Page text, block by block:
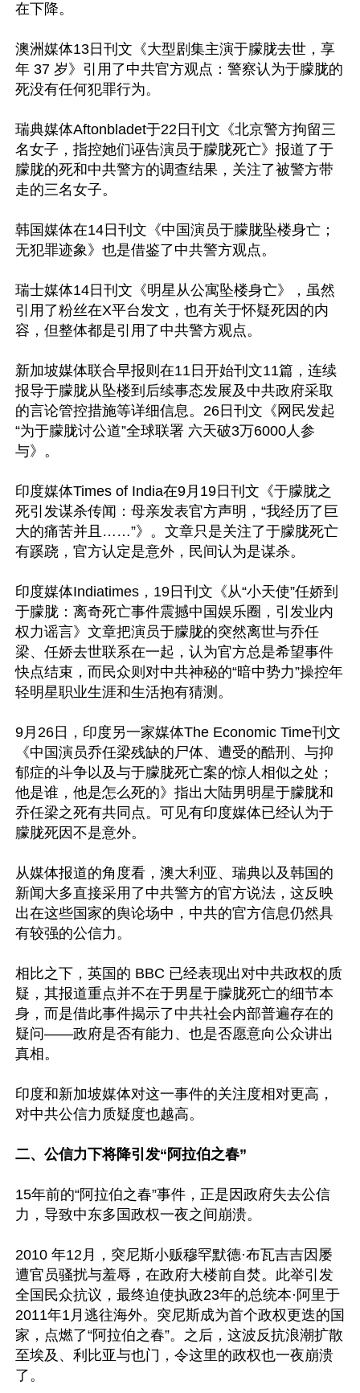
在下降。
澳洲媒体13日刊文《大型剧集主演于朦胧去世，享
年 37 岁》引用了中共官方观点：警察认为于朦胧的
死没有任何犯罪行为。
瑞典媒体Aftonbladet于22日刊文《北京警方拘留三
名女子，指控她们诬告演员于朦胧死亡》报道了于
朦胧的死和中共警方的调查结果，关注了被警方带
走的三名女子。
韩国媒体在14日刊文《中国演员于朦胧坠楼身亡；
无犯罪迹象》也是借鉴了中共警方观点。
瑞士媒体14日刊文《明星从公寓坠楼身亡》，虽然
引用了粉丝在X平台发文，也有关于怀疑死因的内
容，但整体都是引用了中共警方观点。
新加坡媒体联合早报则在11日开始刊文11篇，连续
报导于朦胧从坠楼到后续事态发展及中共政府采取
的言论管控措施等详细信息。26日刊文《网民发起
“为于朦胧讨公道”全球联署 六天破3万6000人参
与》。
印度媒体Times of India在9月19日刊文《于朦胧之
死引发谋杀传闻：母亲发表官方声明，“我经历了巨
大的痛苦并且……”》。文章只是关注了于朦胧死亡
有蹊跷，官方认定是意外，民间认为是谋杀。
印度媒体Indiatimes，19日刊文《从“小天使”任娇到
于朦胧：离奇死亡事件震撼中国娱乐圈，引发业内
权力谣言》文章把演员于朦胧的突然离世与乔任
梁、任娇去世联系在一起，认为官方总是希望事件
快点结束，而民众则对中共神秘的“暗中势力”操控年
轻明星职业生涯和生活抱有猜测。
9月26日，印度另一家媒体The Economic Time刊文
《中国演员乔任梁残缺的尸体、遭受的酷刑、与抑
郁症的斗争以及与于朦胧死亡案的惊人相似之处；
他是谁，他是怎么死的》指出大陆男明星于朦胧和
乔任梁之死有共同点。可见有印度媒体已经认为于
朦胧死因不是意外。
从媒体报道的角度看，澳大利亚、瑞典以及韩国的
新闻大多直接采用了中共警方的官方说法，这反映
出在这些国家的舆论场中，中共的官方信息仍然具
有较强的公信力。
相比之下，英国的 BBC 已经表现出对中共政权的质
疑，其报道重点并不在于男星于朦胧死亡的细节本
身，而是借此事件揭示了中共社会内部普遍存在的
疑问——政府是否有能力、也是否愿意向公众讲出
真相。
印度和新加坡媒体对这一事件的关注度相对更高，
对中共公信力质疑度也越高。
二、公信力下将降引发“阿拉伯之春”
15年前的“阿拉伯之春”事件，正是因政府失去公信
力，导致中东多国政权一夜之间崩溃。
2010 年12月，突尼斯小贩穆罕默德·布瓦吉吉因屡
遭官员骚扰与羞辱，在政府大楼前自焚。此举引发
全国民众抗议，最终迫使执政23年的总统本·阿里于
2011年1月逃往海外。突尼斯成为首个政权更迭的国
家，点燃了“阿拉伯之春”。之后，这波反抗浪潮扩散
至埃及、利比亚与也门，令这里的政权也一夜崩溃
了。